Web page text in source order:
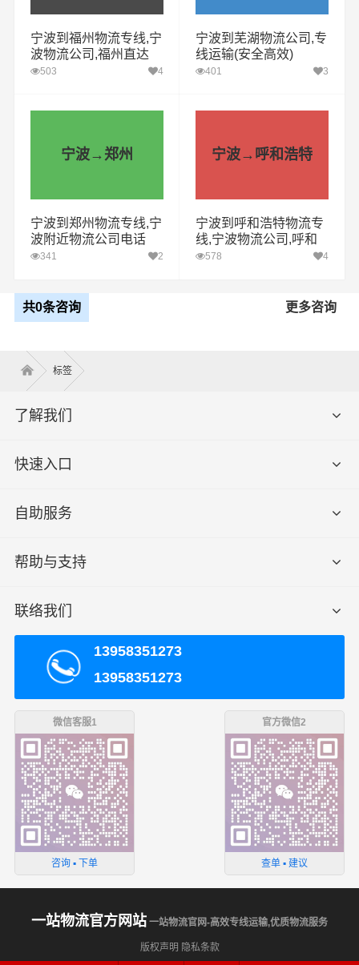
宁波到福州物流专线,宁
波物流公司,福州直达
503 4
宁波到芜湖物流公司,专
线运输(安全高效)
401 3
宁波→郑州
宁波到郑州物流专线,宁
波附近物流公司电话
341 2
宁波→呼和浩特
宁波到呼和浩特物流专
线,宁波物流公司,呼和
浩特直达
578 4
共0条咨询 更多咨询
标签
了解我们
快速入口
自助服务
帮助与支持
联络我们
13958351273
13958351273
微信客服1
咨询 ▪ 下单
官方微信2
查单 ▪ 建议
一站物流官方网站 一站物流官网-高效专线运输,优质物流服务
版权声明 隐私条款